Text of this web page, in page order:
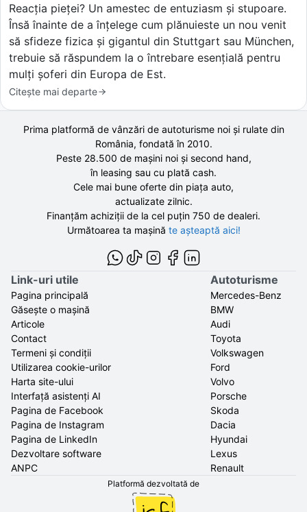
Reacția pieței? Un amestec de entuziasm și stupoare.
Însă înainte de a înțelege cum plănuieste un nou venit
să sfideze fizica și gigantul din Stuttgart sau München,
trebuie să răspundem la o întrebare esențială pentru
mulți șoferi din Europa de Est.
Citește mai departe
Prima platformă de vânzări de autoturisme noi și rulate din
România, fondată în 2010.
Peste 28.500 demașini noi și second hand,
în leasing sau cu plată cash.
Cele mai bune oferte din piața auto,
actualizate zilnic.
Finanțăm achiziții de la cel puțin 750 de dealeri.
Următoarea ta mașină te așteaptă aici!
Link-uri utile
Pagina principală
Găsește o mașină
Articole
Contact
Termeni și condiții
Utilizarea cookie-urilor
Harta site-ului
Interfață asistenți AI
Pagina de Facebook
Pagina de Instagram
Pagina de LinkedIn
Dezvoltare software
ANPC
Autoturisme
Mercedes-Benz
BMW
Audi
Toyota
Volkswagen
Ford
Volvo
Porsche
Skoda
Dacia
Hyundai
Lexus
Renault
Platformă dezvoltată de